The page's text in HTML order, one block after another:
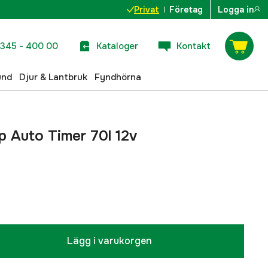
Privat Företag Logga in
- 400 00 Kataloger Kontakt
Djur & Lantbruk Fyndhörna
Auto Timer 70l 12v
Lägg i varukorgen